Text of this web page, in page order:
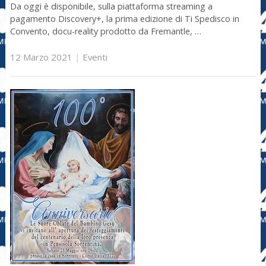
Da oggi è disponibile, sulla piattaforma streaming a
pagamento Discovery+, la prima edizione di Ti Spedisco in
Convento, docu-reality prodotto da Fremantle, …
12 Marzo 2021 | Eventi